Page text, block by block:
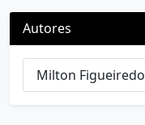
Autores
Milton Figueiredo